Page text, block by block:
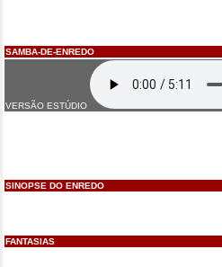
SAMBA-DE-ENREDO
VERSÃO ESTÚDIO
SINOPSE DO ENREDO
FANTASIAS